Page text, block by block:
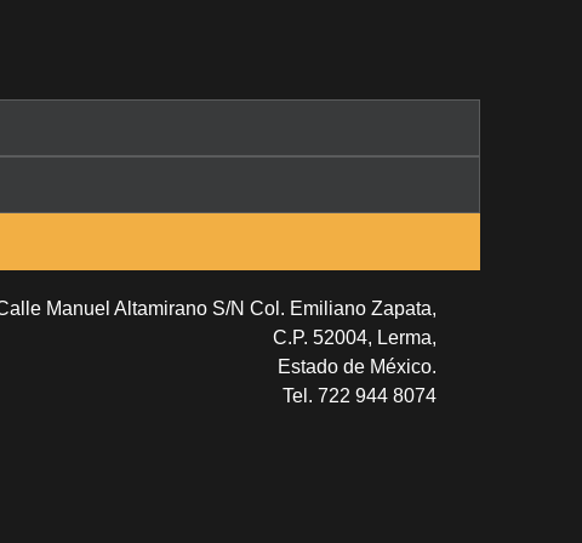
Manuel Altamirano S/N Col. Emiliano Zapata,
C.P. 52004, Lerma,
Estado de México.
Tel. 722 944 8074